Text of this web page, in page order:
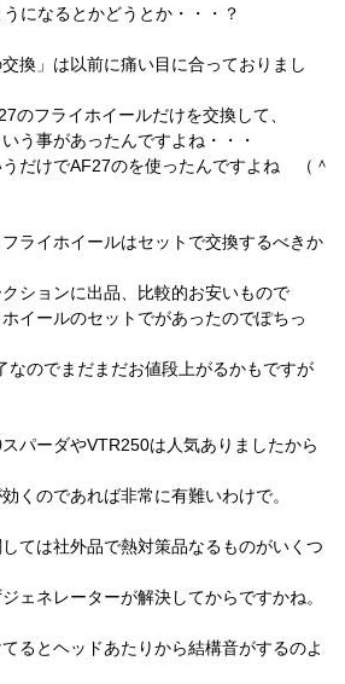
になるとかどうとか・・・？
交換」は以前に痛い目に合っておりまし
のフライホイールだけを交換して、
う事があったんですよね・・・
うだけでAF27のを使ったんですよね （＾
ライホイールはセットで交換するべきか
ションに出品、比較的お安いもので
イールのセットでがあったのでぽちっ
なのでまだまだお値段上がるかもですが
パーダやVTR250は人気ありましたから
くのであれば非常に有難いわけで。
ては社外品で熱対策品なるものがいくつ
ェネレーターが解決してからですかね。
るとヘッドあたりから結構音がするのよ